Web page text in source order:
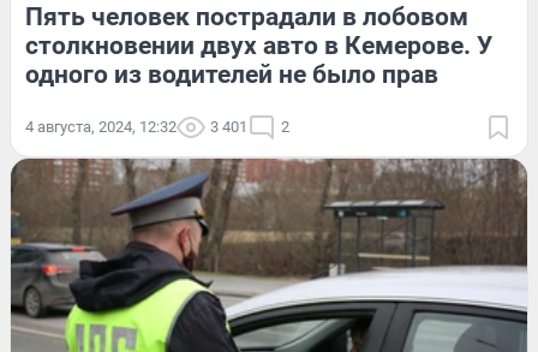
Пять человек пострадали в лобовом
столкновении двух авто в Кемерове. У
одного из водителей не было прав
4 августа, 2024, 12:32 3 401 2